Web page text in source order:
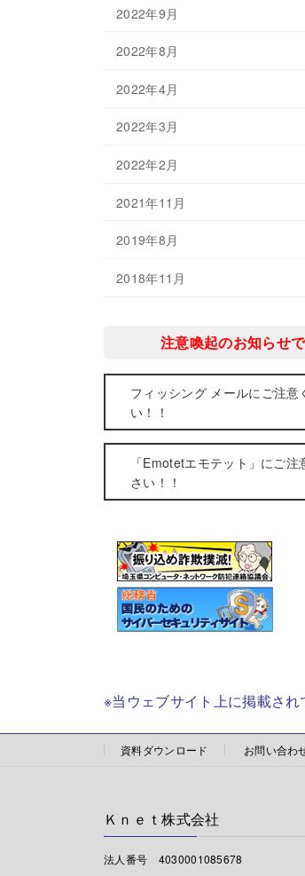
2022年9月
2022年8月
2022年4月
2022年3月
2022年2月
2021年11月
2019年8月
2018年11月
注意喚起のお知らせ
フィッシング メールにご注意
い！！
「Emotetエモテット」にご注
さい！！
※当ウェブサイト上に掲載さ
資料ダウンロード お問い合わ
Ｋｎｅｔ株式会社
法人番号 4030001085678